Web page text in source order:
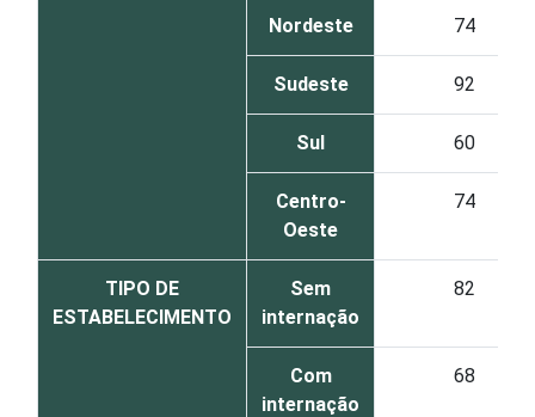
Nordeste 74
Sudeste 92
Sul 60
Centro-
Oeste
74
TIPO DE
ESTABELECIMENTO
Sem
internação
82
Com
internação
68